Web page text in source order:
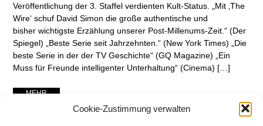
Cookie-Zustimmung verwalten
Veröffentlichung der 3. Staffel verdienten Kult-Status. „Mit ‚The
Wire‘ schuf David Simon die große authentische und
bisher wichtigste Erzählung unserer Post-Millenums-Zeit.“ (Der
Spiegel) „Beste Serie seit Jahrzehnten.“ (New York Times) „Die
beste Serie in der der TV Geschichte“ (GQ Magazine) „Ein
Muss für Freunde intelligenter Unterhaltung“ (Cinema) […]
... MEHR ...